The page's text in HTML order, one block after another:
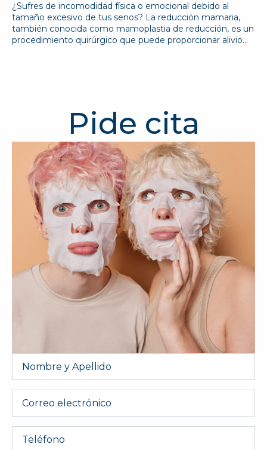
¿Sufres de incomodidad física o emocional debido al
tamaño excesivo de tus senos? La reducción mamaria,
también conocida como mamoplastia de reducción, es un
procedimiento quirúrgico que puede proporcionar alivio…
Pide cita
Nombre
Email
Telefono